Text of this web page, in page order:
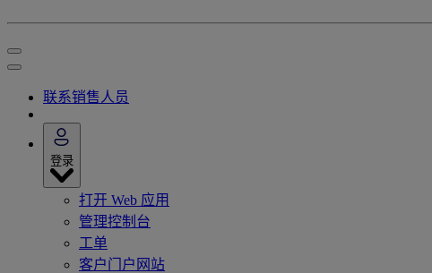
联系销售人员
登录
打开 Web 应用
管理控制台
工单
客户门户网站